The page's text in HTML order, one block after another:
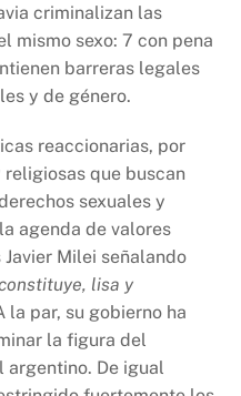
criminalizan las
mismo sexo: 7 con pena
barreras legales
y de género.
reaccionarias, por
que buscan
sexuales y
agenda de valores
Milei señalando
lisa y
la par, su gobierno ha
la figura del
argentino. De igual